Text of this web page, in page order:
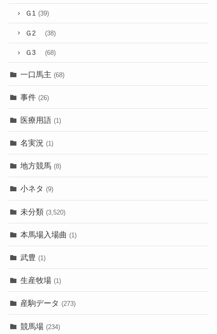
Ｇ1 (39)
Ｇ2 (38)
Ｇ3 (68)
一口馬主 (68)
事件 (26)
医療用語 (1)
名実況 (1)
地方競馬 (8)
小ネタ (9)
未分類 (3,520)
本馬場入場曲 (1)
武豊 (1)
生産牧場 (1)
産駒データ (273)
競馬場 (234)